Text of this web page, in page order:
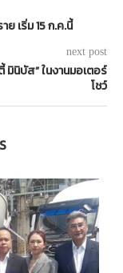
ย เริ่ม 15 ก.ค.นี้
next post
มินิบัส” ในงานมอเตอร์
โชว์